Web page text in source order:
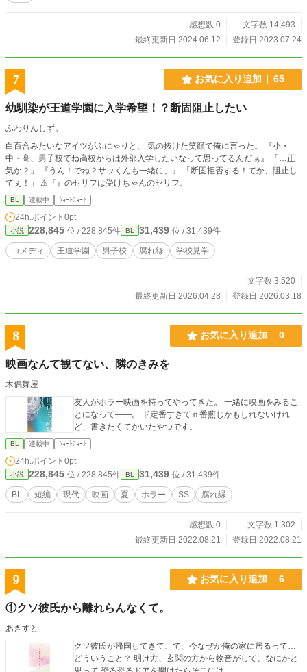
合いしていました。 が、別れてしまったのでその少し後のお
話です。 詳しくはシリーズをお読みいただくと分かりやすい
感想数 0
文字数 14,493
最終更新日 2024.06.12
登録日 2023.07.24
7 お気に入り追加 65
幼馴染が王道学園に入学希望！？断固阻止したい
ふわりんしず。
白百合みたいなアイツがふにゃりと、 気の抜けた笑顔で俺に言った。 『小・
中・高、男子校でね高校からは外部入学したいなって思ってるんだぁ』 「…正
気か？」 『うん！でね？サッくんも一緒に、』 「断固拒否する！てか、阻止し
てぇ！」 ⚠︎『』のセリフは受けちゃんのセリフ。
BL 連載中 ｼｮｰﾄｼｮｰﾄ
24h.ポイント 0pt
小説 228,845 位 / 228,845件 BL 31,439 位 / 31,439件
コメディ 王道学園 男子校 腐れ縁 学校見学
文字数 3,520
最終更新日 2026.04.28
登録日 2026.03.18
8 お気に入り追加 0
映画なんて観てない、隣のきみを
木偶舞屋
友人がホラー映画を持ってやってきた。 一緒に映画をみるこ
とになって――。 ド定番すぎてｎ番煎じかもしれないけれ
ど、書きたくてかいたやつです。
BL 連載中 ｼｮｰﾄｼｮｰﾄ
24h.ポイント 0pt
小説 228,845 位 / 228,845件 BL 31,439 位 / 31,439件
BL 短編 現代 映画 夏 ホラー SS 腐れ縁
感想数 0
文字数 1,302
最終更新日 2022.08.21
登録日 2022.08.21
9 お気に入り追加 6
①クソ彼氏から離れらんなくて。
あきすと
クソ彼氏が帰国してきて、で、今なぜか俺の家に居るって…
どういうこと？ 明け方、玄関の方から物音がして、なにかと